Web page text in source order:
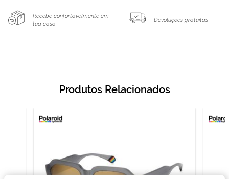
Recebe confortavelmente em
tua casa
Devoluções gratuitas
Produtos Relacionados